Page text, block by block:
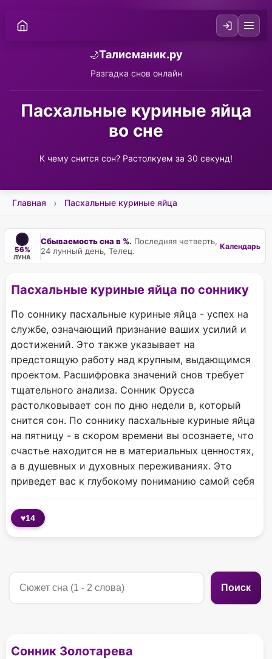
🌙Талисманик.ру
Разгадка снов онлайн
Пасхальные куриные яйца
во сне
К чему снится сон? Растолкуем за 30 секунд!
Главная Пасхальные куриные яйца
56%
ЛУНА
Сбываемость сна в %. Последняя четверть,
24 лунный день, Телец.
Календарь
Пасхальные куриные яйца по соннику
По соннику пасхальные куриные яйца - успех на
службе, означающий признание ваших усилий и
достижений. Это также указывает на
предстоящую работу над крупным, выдающимся
проектом. Расшифровка значений снов требует
тщательного анализа. Сонник Орусса
растолковывает сон по дню недели в, который
снится сон. По соннику пасхальные куриные яйца
на пятницу - в скором времени вы осознаете, что
счастье находится не в материальных ценностях,
а в душевных и духовных переживаниях. Это
приведет вас к глубокому пониманию самой себя
♥14
Поиск
Сонник Золотарева